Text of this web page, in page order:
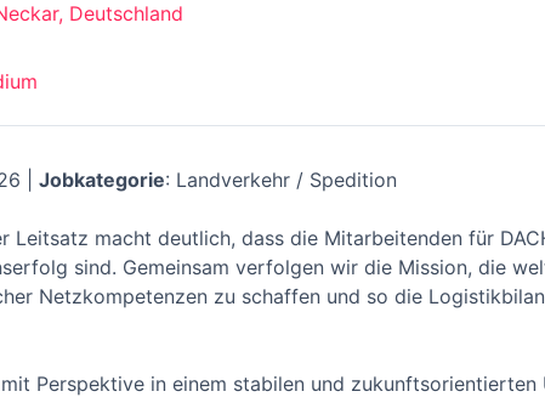
Deutschland
| Jobkategorie: Landverkehr / Spedition
Leitsatz macht deutlich, dass die Mitarbeitenden für
sind. Gemeinsam verfolgen wir die Mission, die
Netzkompetenzen zu schaffen und so die
Perspektive in einem stabilen und zukunftsorientierten